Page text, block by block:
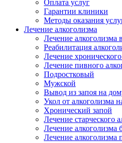
Оплата услуг
Гарантии клиники
Методы оказания
Лечение алкоголизма
Лечение алкоголизма
Реабилитация
Лечение
Лечение пивного
Подростковый
Мужской
Вывод из запоя на
Укол от алкоголизма
Хронический запой
Лечение старческого
Лечение алкоголизма
Лечение